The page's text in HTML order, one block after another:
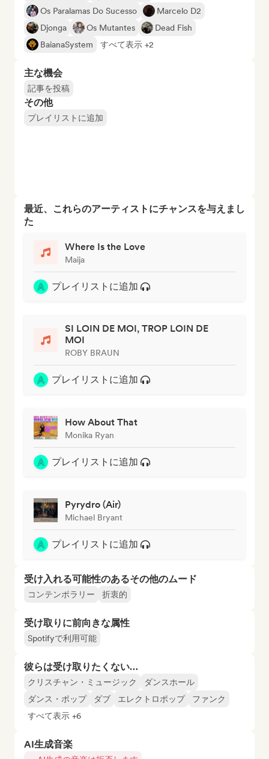
Os Paralamas Do Sucesso
Marcelo D2
Djonga
Os Mutantes
Dead Fish
BaianaSystem
すべて表示 +2
主な機会
記事を投稿
その他
プレイリストに追加
最近、これらのアーティストにチャンスを与えまし
た
Where Is the Love
Maija
プレイリストに追加
SI LOIN DE MOI, TROP LOIN DE
MOI
ROBY BRAUN
プレイリストに追加
How About That
Monika Ryan
プレイリストに追加
Pyrydro (Air)
Michael Bryant
プレイリストに追加
受け入れる可能性のあるその他のムード
コンテンポラリー 折衷的
受け取りに前向きな属性
Spotifyで利用可能
彼らは受け取りたくない…
クリスチャン・ミュージック
ダンスホール
ダンス・ポップ
ダブ エレクトロポップ
ファンク
すべて表示 +6
AI生成音楽